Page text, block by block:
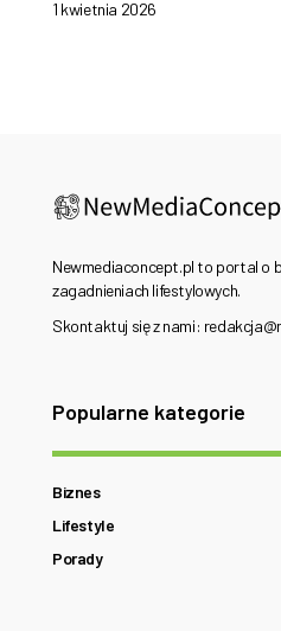
1 kwietnia 2026
Newmediaconcept.pl to portal o
zagadnieniach lifestylowych.
Skontaktuj się z nami:
Popularne kategorie
Biznes
Lifestyle
Porady